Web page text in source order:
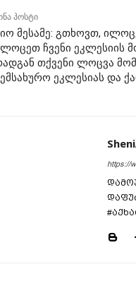
პოსტი
მესამე: გთხოვთ,
ჩვენი ეკლესიის
თქვენი ლოცვა
ეკლესიას და
https://